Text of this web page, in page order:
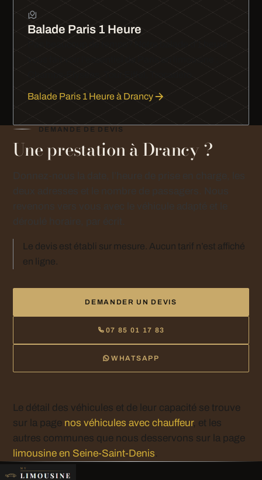
Balade Paris 1 Heure
Balade Paris 1 Heure à Drancy
DEMANDE DE DEVIS
Une prestation à Drancy ?
Le devis est établi sur mesure. Aucun tarif n’est affiché
en ligne.
DEMANDER UN DEVIS
07 85 01 17 83
WHATSAPP
Le détail des véhicules et de leur capacité se trouve
sur la page nos véhicules avec chauffeur, et les
autres communes que nous desservons sur la page
limousine en Seine-Saint-Denis.